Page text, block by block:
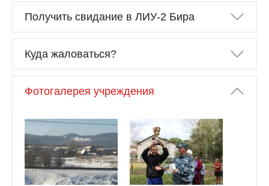
Получить свидание в ЛИУ-2 Бира
Куда жаловаться?
Фотогалерея учреждения